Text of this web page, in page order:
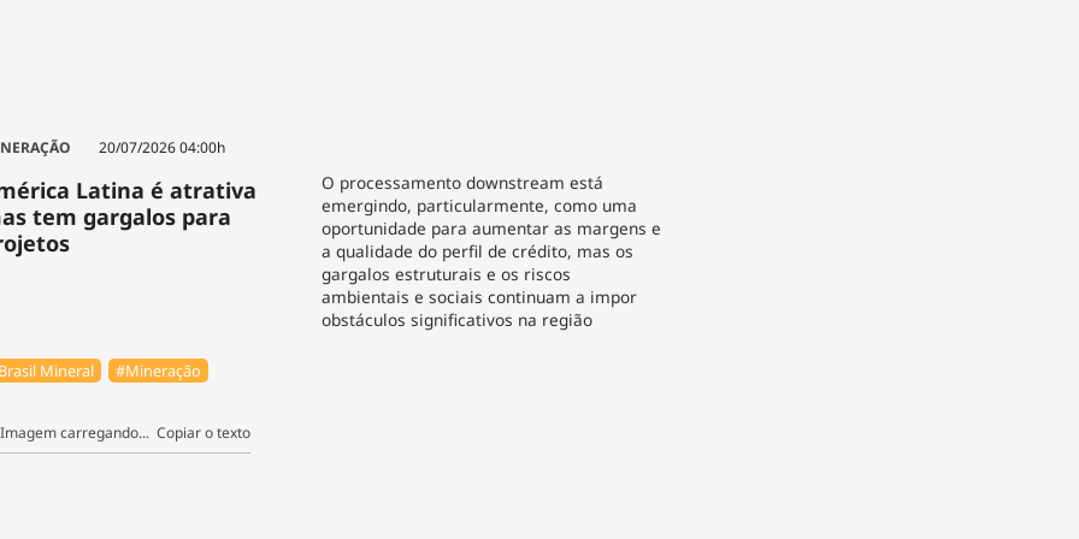
20/07/2026 04:00h
Latina é atrativa
tem gargalos para
O processamento downstream está
emergindo, particularmente, como uma
oportunidade para aumentar as margens e
a qualidade do perfil de crédito, mas os
gargalos estruturais e os riscos
ambientais e sociais continuam a impor
obstáculos significativos na região
Mineral #Mineração
Copiar o texto